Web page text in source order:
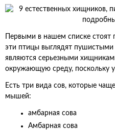
Первыми в нашем списке
эти птицы выглядят
являются серьезными
окружающую среду, поскольку
Есть три вида сов, которые
мышей:
амбарная сова
Амбарная сова